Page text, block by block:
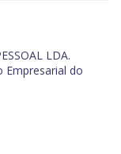
LDA.
Empresarial do